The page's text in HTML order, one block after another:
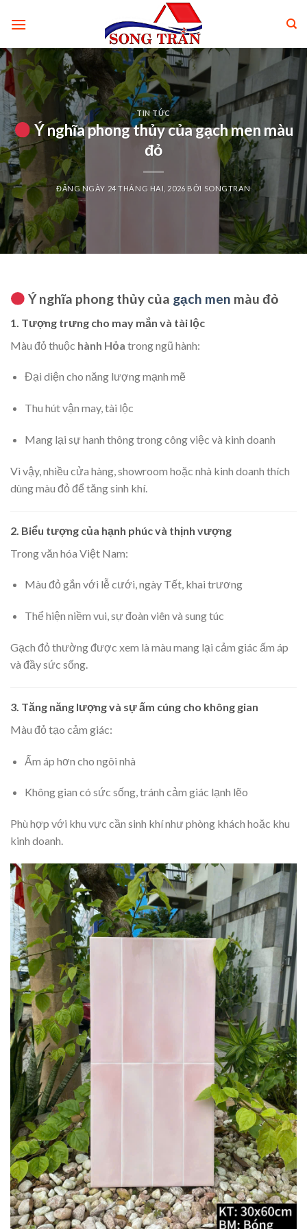
TIN TỨC
Ý nghĩa phong thủy của gạch men màu
đỏ
ĐĂNG NGÀY 24 THÁNG HAI, 2026 BỞI SONGTRAN
Ý nghĩa phong thủy của gạch men màu đỏ
1. Tượng trưng cho may mắn và tài lộc
Màu đỏ thuộc hành Hỏa trong ngũ hành:
Đại diện cho năng lượng mạnh mẽ
Thu hút vận may, tài lộc
Mang lại sự hanh thông trong công việc và kinh doanh
Vì vậy, nhiều cửa hàng, showroom hoặc nhà kinh doanh thích
dùng màu đỏ để tăng sinh khí.
2. Biểu tượng của hạnh phúc và thịnh vượng
Trong văn hóa Việt Nam:
Màu đỏ gắn với lễ cưới, ngày Tết, khai trương
Thể hiện niềm vui, sự đoàn viên và sung túc
Gạch đỏ thường được xem là màu mang lại cảm giác ấm áp
và đầy sức sống.
3. Tăng năng lượng và sự ấm cúng cho không gian
Màu đỏ tạo cảm giác:
Ấm áp hơn cho ngôi nhà
Không gian có sức sống, tránh cảm giác lạnh lẽo
Phù hợp với khu vực cần sinh khí như phòng khách hoặc khu
kinh doanh.